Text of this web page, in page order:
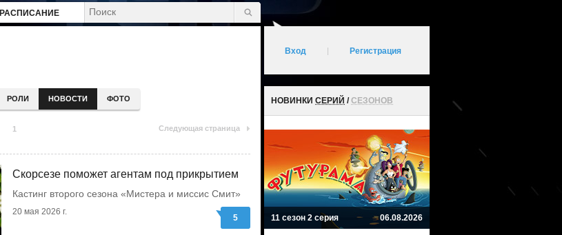
РАСПИСАНИЕ
РОЛИ НОВОСТИ ФОТО
1 Следующая страница
Скорсезе поможет агентам под прикрытием
Кастинг второго сезона «Мистера и миссис Смит»
20 мая 2026 г.
5
Вход Регистрация
НОВИНКИ СЕРИЙ /СЕЗОНОВ
11 сезон 2 серия 06.08.2026